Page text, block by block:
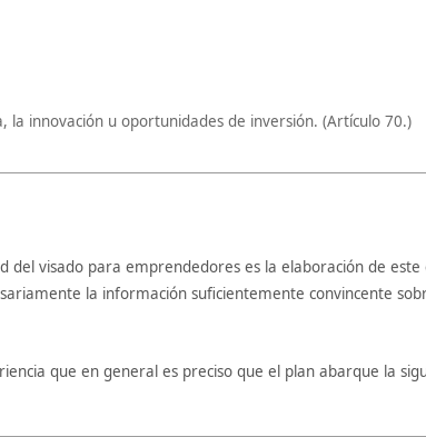
la innovación u oportunidades de inversión. (Artículo 70.)
visado para emprendedores es la elaboración de este
la información suficientemente convincente
que en general es preciso que el plan abarque la